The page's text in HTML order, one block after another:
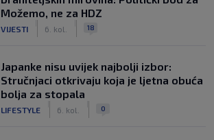
Možemo, ne za HDZ
VIJESTI 6. kol. 18
Japanke nisu uvijek najbolji izbor:
Stručnjaci otkrivaju koja je ljetna obuća
bolja za stopala
LIFESTYLE 6. kol. 0